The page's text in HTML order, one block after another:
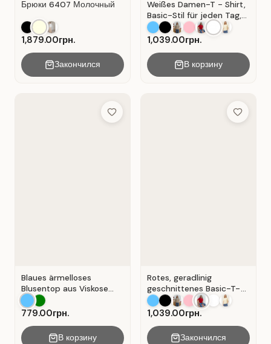
Брюки 6407 Молочный
1,879.00грн.
Закончился
Weißes Damen-T - Shirt,
Basic-Stil für jeden Tag,
Material: Weißer Kater
1,039.00грн.
В корзину
Add to Wish List
Blaues ärmelloses
Blusentop aus Viskose
mit V-Ausschnitt . Blau .
779.00грн.
В корзину
Add to
Rotes, geradlinig
geschnittenes Basic-T-
Shirt aus Baumwolle . Rot
.1,039.00грн.
Закончился